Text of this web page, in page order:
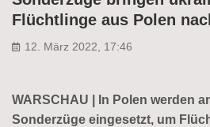
Flüchtlinge aus Polen
12. März 2022, 17:46
WARSCHAU | In Polen werden
Sonderzüge eingesetzt, um